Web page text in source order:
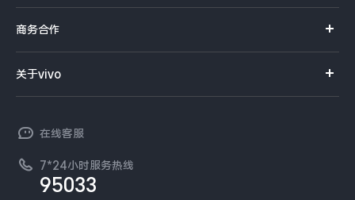
iQOO手机
NEX系列
选购配件
订单查询
查找手机
环保回收
商务合作
vivo 企业业务
廉正合规
国补营业执照
关于vivo
工作机会
新闻资讯
在线客服
7*24小时服务热线
95033